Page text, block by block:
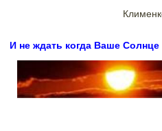
И не ждать когда Ваше Солнце